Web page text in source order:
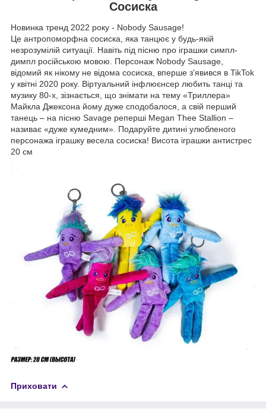
Сосиска
Новинка тренд 2022 року - Nobody Sausage!
Це антропоморфна сосиска, яка танцює у будь-якій
незрозумілій ситуації. Навіть під пісню про іграшки симпл-
димпл російською мовою. Персонаж Nobody Sausage,
відомий як нікому не відома сосиска, вперше з'явився в TikTok
у квітні 2020 року. Віртуальний інфлюєнсер любить танці та
музику 80-х, зізнається, що знімати на тему «Триллера»
Майкла Джексона йому дуже сподобалося, а свій перший
танець – на пісню Savage реперші Megan Thee Stallion –
називає «дуже кумедним». Подаруйте дитині улюбленого
персонажа іграшку весела сосиска! Висота іграшки антистрес
20 см
Приховати